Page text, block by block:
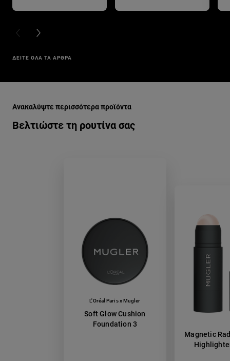
PREVIOUS CARD
NEXT CARD
ΔΕΙΤΕ ΟΛΑ ΤΑ ΑΡΘΡΑ
Βελτιώστε τη ρουτίνα σας
Ανακαλύψτε περισσότερα προϊόντα
L'Oréal Paris x Mugler
Soft Glow Cushion
Foundation 3
Magnetic